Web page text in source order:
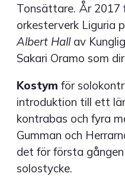
Tonsättare. År 2017
orkesterverk Liguria
Albert Hallav
Sakari Oramo som
Kostym för
introduktion till ett
kontrabas och fyra
Gumman och
det för första
solostycke.